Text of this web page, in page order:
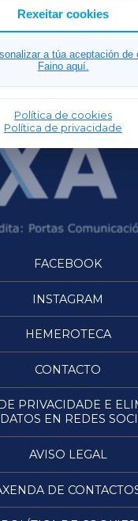
Rexeitar cookies
a túa aceptación de
Faino aquí.
Política de cookies
Política de privacidade
ACORUÑAXA
FERROLXA
OURENSEXA
FACEBOOK
INSTAGRAM
HEMEROTECA
CONTACTO
PRIVACIDADE E
EN REDES
AVISO LEGAL
DE